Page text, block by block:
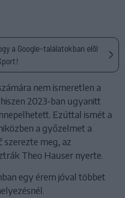
a Google-találatokban elöl
nem ismeretlen a
2023-ban ugyanitt
Ezúttal ismét a
a győzelmet a
szerezte meg, az
Theo Hauser nyerte.
egy érem jóval többet